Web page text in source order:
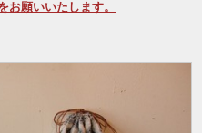
お願いいたします。